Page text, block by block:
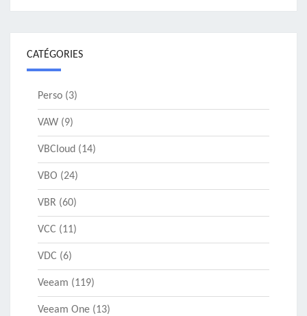
CATÉGORIES
Perso (3)
VAW (9)
VBCloud (14)
VBO (24)
VBR (60)
VCC (11)
VDC (6)
Veeam (119)
Veeam One (13)